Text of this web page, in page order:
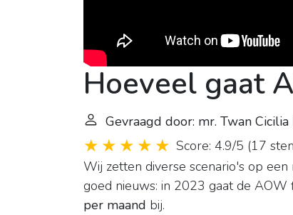
Hoeveel gaat
Gevraagd door: mr. Twan Cicilia
Score: 4.9/5 (17
Wij zetten diverse scenario's op
goed nieuws: in 2023 gaat de
per maand bij.